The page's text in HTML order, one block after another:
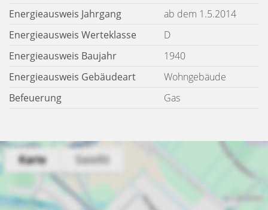
Energieausweis Jahrgang
ab dem 1.5.2014
Energieausweis Werteklasse
D
Energieausweis Baujahr
1940
Energieausweis Gebäudeart
Wohngebäude
Befeuerung
Gas